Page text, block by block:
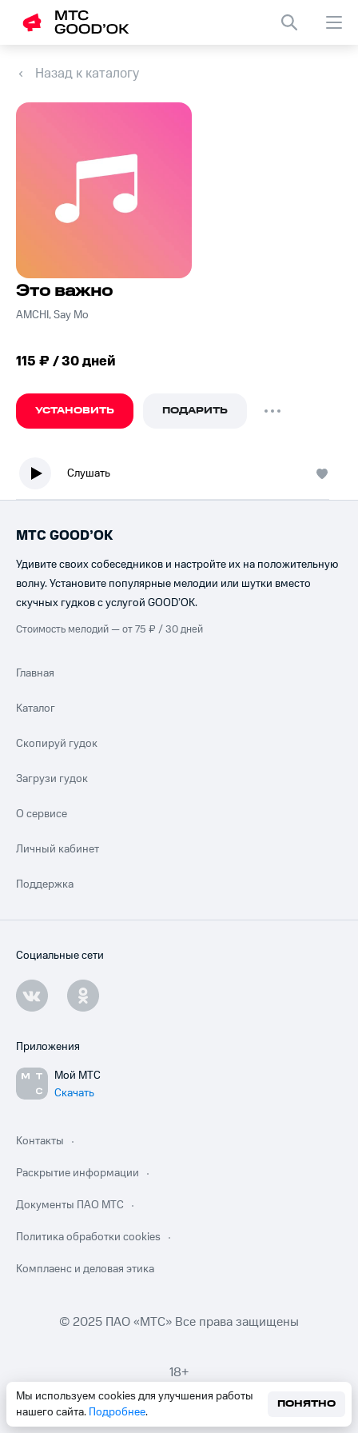
Назад к каталогу
Это важно
AMCHI, Say Mo
115 ₽ / 30 дней
УСТАНОВИТЬ ПОДАРИТЬ
Слушать
Мы используем cookies для улучшения работы
нашего сайта. Подробнее.
ПОНЯТНО
МТС GOOD’OK
Удивите своих собеседников и настройте их на положительную
волну. Установите популярные мелодии или шутки вместо
скучных гудков с услугой GOOD’OK.
Стоимость мелодий — от 75 ₽ / 30 дней
Главная
Каталог
Скопируй гудок
Загрузи гудок
О сервисе
Личный кабинет
Поддержка
Социальные сети
Приложения
Мой МТС
Скачать
Контакты
Раскрытие информации
Документы ПАО МТС
Политика обработки cookies
Комплаенс и деловая этика
© 2025 ПАО «МТС» Все права защищены
18+